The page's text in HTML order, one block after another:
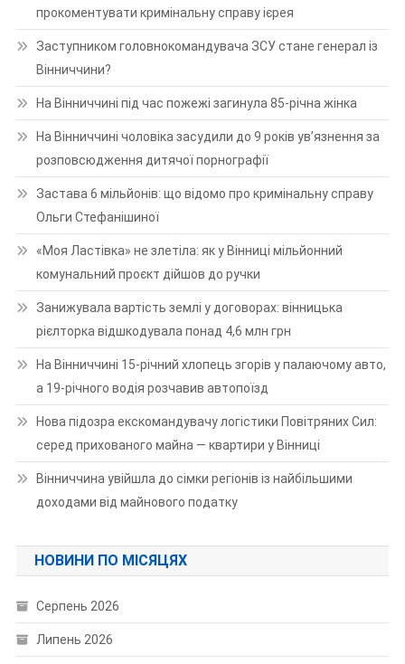
прокоментувати кримінальну справу ієрея
Заступником головнокомандувача ЗСУ стане генерал із
Вінниччини?
На Вінниччині під час пожежі загинула 85-річна жінка
На Вінниччині чоловіка засудили до 9 років ув’язнення за
розповсюдження дитячої порнографії
Застава 6 мільйонів: що відомо про кримінальну справу
Ольги Стефанішиної
«Моя Ластівка» не злетіла: як у Вінниці мільйонний
комунальний проєкт дійшов до ручки
Занижувала вартість землі у договорах: вінницька
рієлторка відшкодувала понад 4,6 млн грн
На Вінниччині 15-річний хлопець згорів у палаючому авто,
а 19-річного водія розчавив автопоїзд
Нова підозра екскомандувачу логістики Повітряних Сил:
серед прихованого майна — квартири у Вінниці
Вінниччина увійшла до сімки регіонів із найбільшими
доходами від майнового податку
НОВИНИ ПО МІСЯЦЯХ
Серпень 2026
Липень 2026